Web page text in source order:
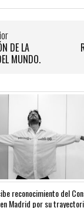
DE LA
MUNDO.
reconocimiento del
Madrid por su